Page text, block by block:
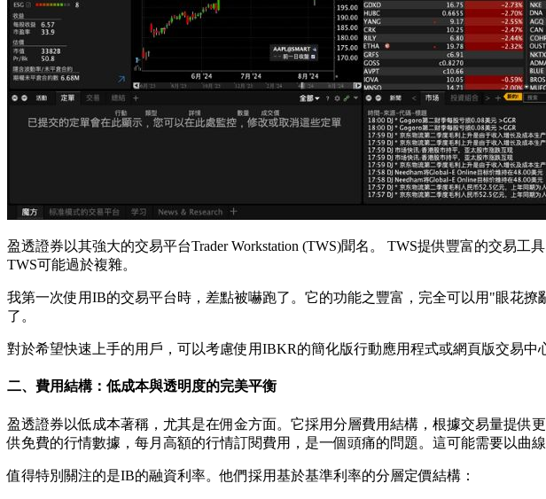
盈透證券以其強大的交易平台Trader Workstation (TWS)聞名。 TWS提供豐富的交易
TWS可能過於複雜。
我第一次使用IB的交易平台時，差點被嚇跑了。它的功能之豐富，完全可以用"眼花
了。
對於希望快速上手的用戶，可以考慮使用IBKR的簡化版行動應用程式或網頁版交易中
二、費用結構：低成本與透明度的完美平衡
盈透證券以低成本著稱，尤其是在佣金方面。它採用分層費用結構，根據交易量提
供免費的行情數據，每月高額的行情訂閱費用，是一個頭痛的問題。這可能需要以曲
值得特別關注的是IB的融資利率。他們採用基於基準利率的分層定價結構：